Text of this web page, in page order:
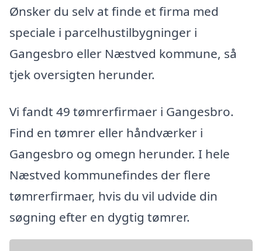
Ønsker du selv at finde et firma med
speciale i parcelhustilbygninger i
Gangesbro eller Næstved kommune, så
tjek oversigten herunder.
Vi fandt 49 tømrerfirmaer i Gangesbro.
Find en tømrer eller håndværker i
Gangesbro og omegn herunder. I hele
Næstved kommunefindes der flere
tømrerfirmaer, hvis du vil udvide din
søgning efter en dygtig tømrer.